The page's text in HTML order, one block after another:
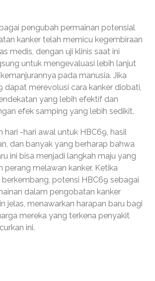
pengubah permainan potensial
kanker telah memicu kegembiraan
medis, dengan uji klinis saat ini
untuk mengevaluasi lebih lanjut
pada manusia. Jika
dapat merevolusi cara kanker diobati,
yang lebih efektif dan
efek samping yang lebih sedikit.
hari -hari awal untuk HBC69, hasil
dan banyak yang berharap bahwa
ini bisa menjadi langkah maju yang
perang melawan kanker. Ketika
potensi HBC69 sebagai
dalam pengobatan kanker
jelas, menawarkan harapan baru bagi
mereka yang terkena penyakit
ini.